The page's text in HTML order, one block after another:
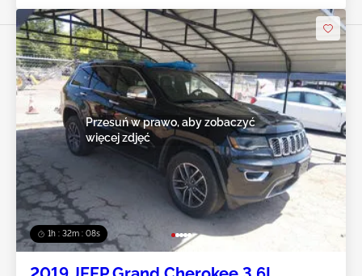
1h : 32m : 05s
Przesuń w prawo, aby zobaczyć
więcej zdjęć